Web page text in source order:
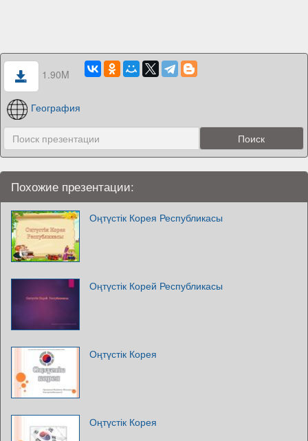
1.90M
География
Похожие презентации:
Оңтүстік Корея Республикасы
Оңтүстік Корей Республикасы
Оңтүстік Корея
Оңтүстік Корея